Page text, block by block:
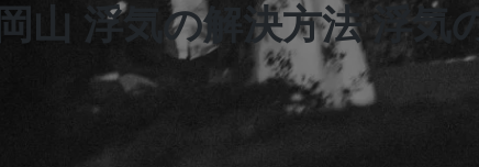
岡山 浮気の解決方法 浮気